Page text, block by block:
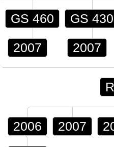
GS 460
2007
GS 430
2007
2006 2007